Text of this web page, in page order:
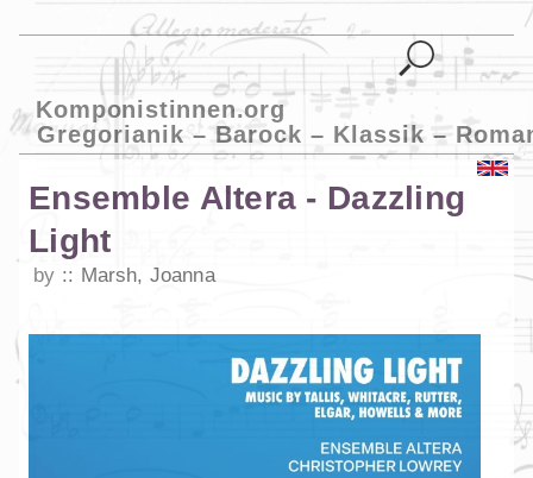
Komponistinnen.org
Gregorianik – Barock – Klassik –
Ensemble Altera - Dazzling
Light
by Marsh, Joanna